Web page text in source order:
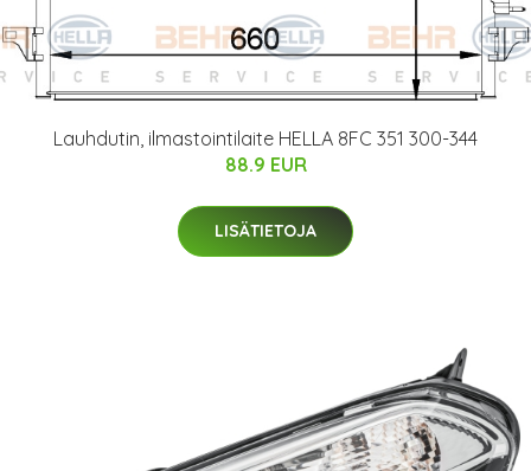
Lauhdutin, ilmastointilaite HELLA 8FC 351 300-344
88.9 EUR
LISÄTIETOJA